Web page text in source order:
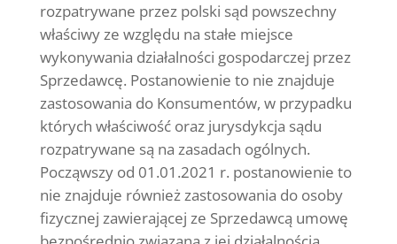
rozpatrywane przez polski sąd powszechny
właściwy ze względu na stałe miejsce
wykonywania działalności gospodarczej przez
Sprzedawcę. Postanowienie to nie znajduje
zastosowania do Konsumentów, w przypadku
których właściwość oraz jurysdykcja sądu
rozpatrywane są na zasadach ogólnych.
Począwszy od 01.01.2021 r. postanowienie to
nie znajduje również zastosowania do osoby
fizycznej zawierającej ze Sprzedawcą umowę